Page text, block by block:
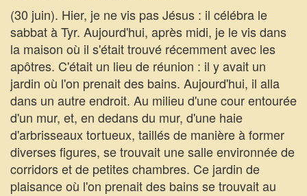
(30 juin). Hier, je ne vis pas Jésus : il célébra le
sabbat à Tyr. Aujourd'hui, après midi, je le vis dans
la maison où il s'était trouvé récemment avec les
apôtres. C'était un lieu de réunion : il y avait un
jardin où l'on prenait des bains. Aujourd'hui, il alla
dans un autre endroit. Au milieu d'une cour entourée
d'un mur, et, en dedans du mur, d'une haie
d'arbrisseaux tortueux, taillés de manière à former
diverses figures, se trouvait une salle environnée de
corridors et de petites chambres. Ce jardin de
plaisance où l'on prenait des bains se trouvait au